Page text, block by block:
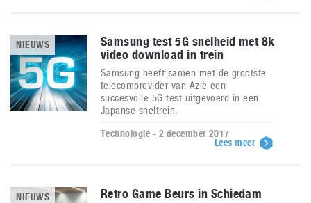
NIEUWS
Samsung test 5G snelheid met 8k
video download in trein
Samsung heeft samen met de grootste
telecomprovider van Azië een
succesvolle 5G test uitgevoerd in een
Japanse sneltrein.
Technologie - 2 december 2017
Lees meer
NIEUWS Retro Game Beurs in Schiedam